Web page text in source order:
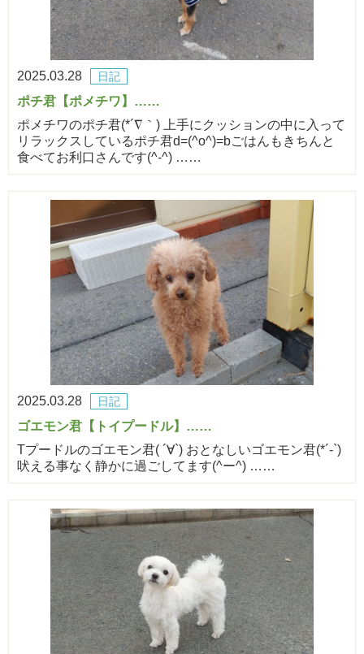
2025.03.28 日記
ポチ君【ポメチワ】……
ポメチワのポチ君(*´∇｀) 上手にクッションの中に入って
リラックスしているポチ君d=(^o^)=bごはんもきちんと
食べてお利口さんです(^-^) ……
2025.03.28 日記
ゴエモン君【トイプードル】……
Tプードルのゴエモン君( ´∀`) おとなしいゴエモン君(*´-`)
吠える事なく静かに過ごしてます(^ー^) ……